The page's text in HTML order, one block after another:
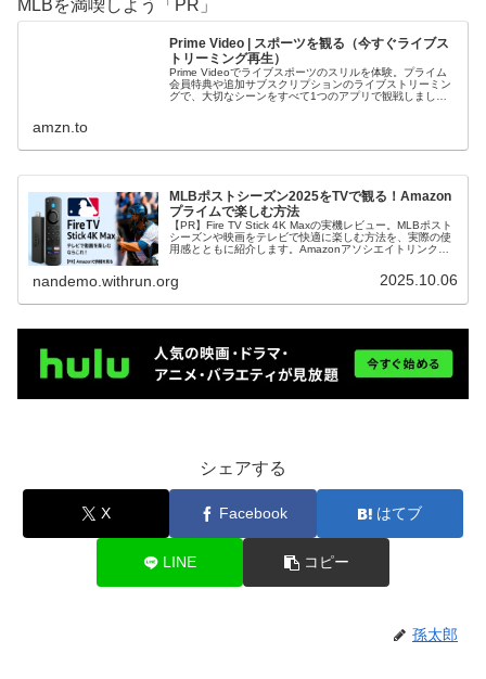
MLBを満喫しよう「PR」
Prime Video | スポーツを観る（今すぐライブス
トリーミング再生）
Prime Videoでライブスポーツのスリルを体験。プライム
会員特典や追加サブスクリプションのライブストリーミン
グで、大切なシーンをすべて1つのアプリで観戦しましょ
amzn.to
MLBポストシーズン2025をTVで観る！Amazon
プライムで楽しむ方法
【PR】Fire TV Stick 4K Maxの実機レビュー。MLBポスト
シーズンや映画をテレビで快適に楽しむ方法を、実際の使
用感とともに紹介します。Amazonアソシエイトリンクを
nandemo.withrun.org 2025.10.06
シェアする
X Facebook はてブ
LINE コピー
孫太郎